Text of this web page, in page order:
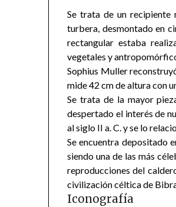
Se trata de un recipiente
turbera, desmontado en
rectangular estaba
vegetales y
Sophius Muller
mide 42 cm de altura con
Se trata de la mayor
despertado el interés de
al siglo II a. C. y se lo
Se encuentra depositado
siendo una de las más
reproducciones del
civilización céltica de
Iconografía